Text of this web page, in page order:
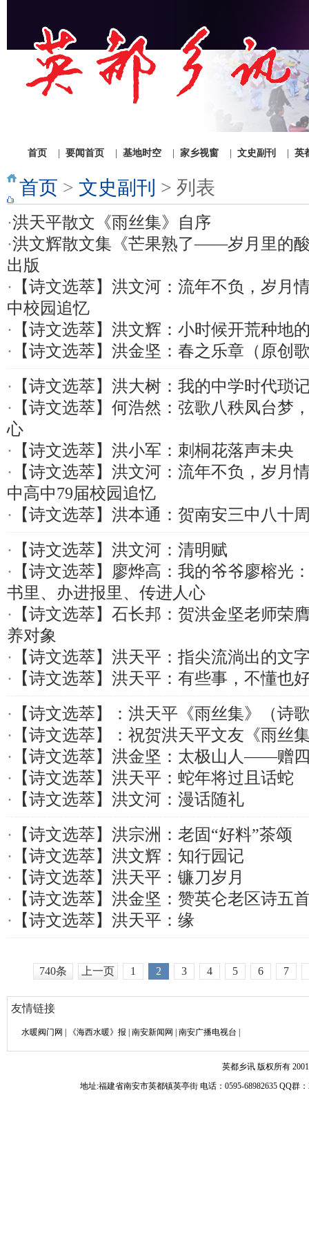
首页 要闻首页 基地时空 家乡视窗 文史副刊 英
首页 > 文史副刊 > 列表
·洪天平散文《雨丝集》自序
·洪文辉散文集《芒果熟了——岁月里的
出版
· 【诗文选萃】洪文河：流年不负，岁
中校园追忆
· 【诗文选萃】洪文辉：小时候开荒种地
· 【诗文选萃】洪金坚：春之乐章（原创
· 【诗文选萃】洪大树：我的中学时代琐
· 【诗文选萃】何浩然：弦歌八秩凤台梦
心
· 【诗文选萃】洪小军：刺桐花落声未央
· 【诗文选萃】洪文河：流年不负，岁
中高中79届校园追忆
· 【诗文选萃】洪本通：贺南安三中八十
· 【诗文选萃】洪文河：清明赋
· 【诗文选萃】廖烨高：我的爷爷廖榕光
书里、办进报里、传进人心
· 【诗文选萃】石长邦：贺洪金坚老师荣
养对象
· 【诗文选萃】洪天平：指尖流淌出的文
· 【诗文选萃】洪天平：有些事，不懂也
· 【诗文选萃】：洪天平《雨丝集》（诗
· 【诗文选萃】：祝贺洪天平文友《雨丝
· 【诗文选萃】洪金坚：太极山人——赠
· 【诗文选萃】洪天平：蛇年将过且话蛇
· 【诗文选萃】洪文河：漫话随礼
· 【诗文选萃】洪宗洲：老固“好料”茶颂
· 【诗文选萃】洪文辉：知行园记
· 【诗文选萃】洪天平：镰刀岁月
· 【诗文选萃】洪金坚：赞英仑老区诗五
· 【诗文选萃】洪天平：缘
740条 上一页 1 2 3 4 5 6 7
友情链接
水暖阀门网 《海西水暖》报 南安新闻网 南安广播电视台
英都乡讯 版权所有
地址:福建省南安市英都镇英亭街 电话：0595-68982635 QQ群